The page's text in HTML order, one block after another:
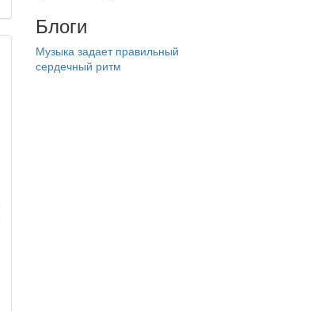
Блоги
Музыка задает правильный
сердечный ритм